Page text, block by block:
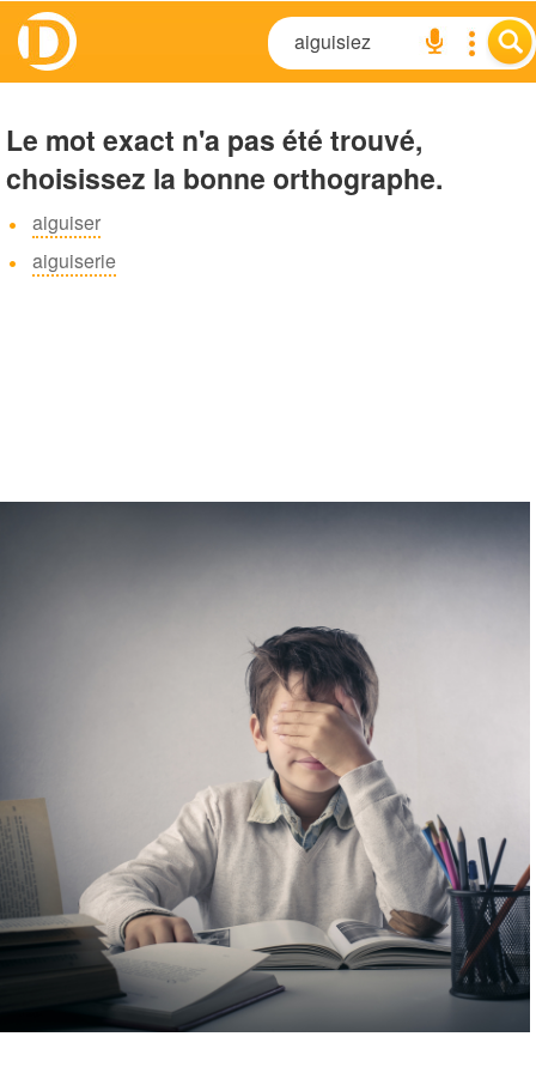
Le mot exact n'a pas été trouvé,
choisissez la bonne orthographe.
aiguiser
aiguiserie